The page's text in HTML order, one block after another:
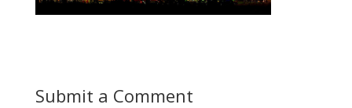
Submit a Comment